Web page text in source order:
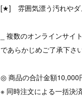
[★] 雰囲気漂う汚れやダ
_ 複数のオンラインサ
であらかじめご了承下さい
◎ 商品の合計金額10,000
※ 同時注文による一括決